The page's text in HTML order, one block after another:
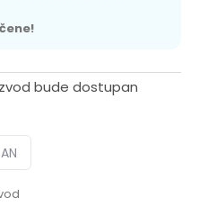
bude dostupan